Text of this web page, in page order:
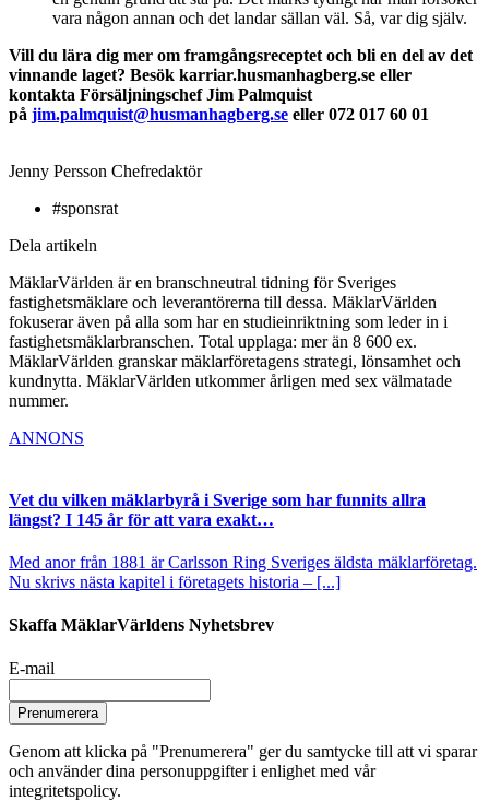
vara någon annan och det landar sällan väl. Så, var dig själv.
Vill du lära dig mer om framgångsreceptet och bli en del av det
vinnande laget? Besök karriar.husmanhagberg.se eller
kontakta Försäljningschef Jim Palmquist
på jim.palmquist@husmanhagberg.se eller 072 017 60 01
Jenny Persson Chefredaktör
#sponsrat
Dela artikeln
MäklarVärlden är en branschneutral tidning för Sveriges
fastighetsmäklare och leverantörerna till dessa. MäklarVärlden
fokuserar även på alla som har en studieinriktning som leder in i
fastighetsmäklarbranschen. Total upplaga: mer än 8 600 ex.
MäklarVärlden granskar mäklarföretagens strategi, lönsamhet och
kundnytta. MäklarVärlden utkommer årligen med sex välmatade
nummer.
ANNONS
Vet du vilken mäklarbyrå i Sverige som har funnits allra
längst? I 145 år för att vara exakt…
Med anor från 1881 är Carlsson Ring Sveriges äldsta mäklarföretag.
Nu skrivs nästa kapitel i företagets historia – [...]
Skaffa MäklarVärldens Nyhetsbrev
E-mail
Prenumerera
Genom att klicka på "Prenumerera" ger du samtycke till att vi sparar
och använder dina personuppgifter i enlighet med vår
integritetspolicy.